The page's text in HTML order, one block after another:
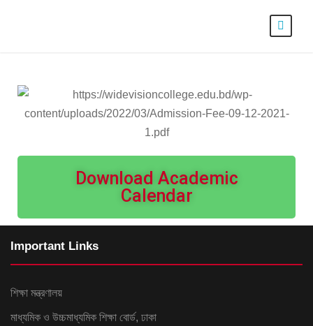
Download Academic
Calendar
Important Links
শিক্ষা মন্ত্রণালয়
মাধ্যমিক ও উচ্চমাধ্যমিক শিক্ষা বোর্ড, ঢাকা